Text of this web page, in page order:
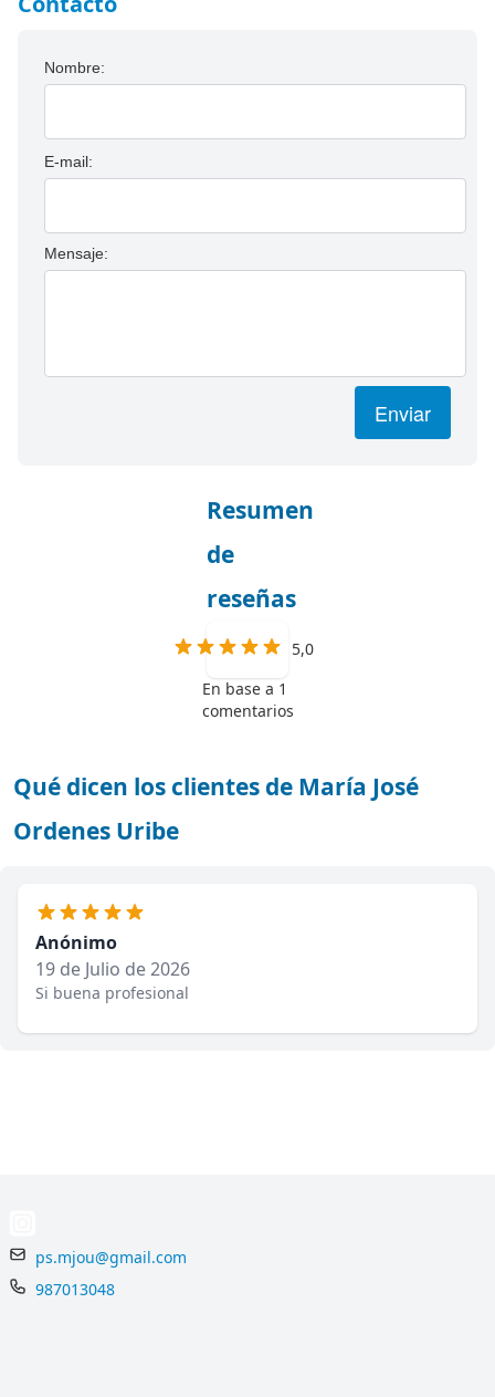
Nombre:
E-mail:
Mensaje:
Enviar
Resumen
de
reseñas
5,0
En base a 1
comentarios
Qué dicen los clientes de María José
Ordenes Uribe
Anónimo
19 de Julio de 2026
Si buena profesional
ps.mjou@gmail.com
987013048